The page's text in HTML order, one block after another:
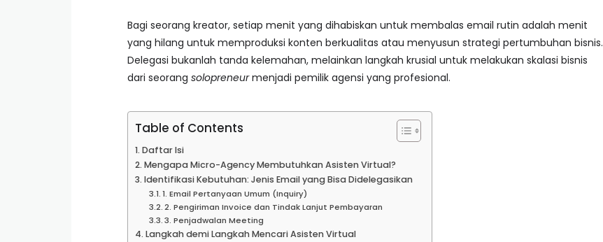
Bagi seorang kreator, setiap menit yang dihabiskan untuk membalas email rutin adalah menit
yang hilang untuk memproduksi konten berkualitas atau menyusun strategi pertumbuhan bisnis.
Delegasi bukanlah tanda kelemahan, melainkan langkah krusial untuk melakukan skalasi bisnis
dari seorang solopreneurmenjadi pemilik agensi yang profesional.
Table of Contents
Daftar Isi
Mengapa Micro-Agency Membutuhkan Asisten Virtual?
Identifikasi Kebutuhan: Jenis Email yang Bisa Didelegasikan
1. Email Pertanyaan Umum (Inquiry)
2. Pengiriman Invoice dan Tindak Lanjut Pembayaran
3. Penjadwalan Meeting
Langkah demi Langkah Mencari Asisten Virtual